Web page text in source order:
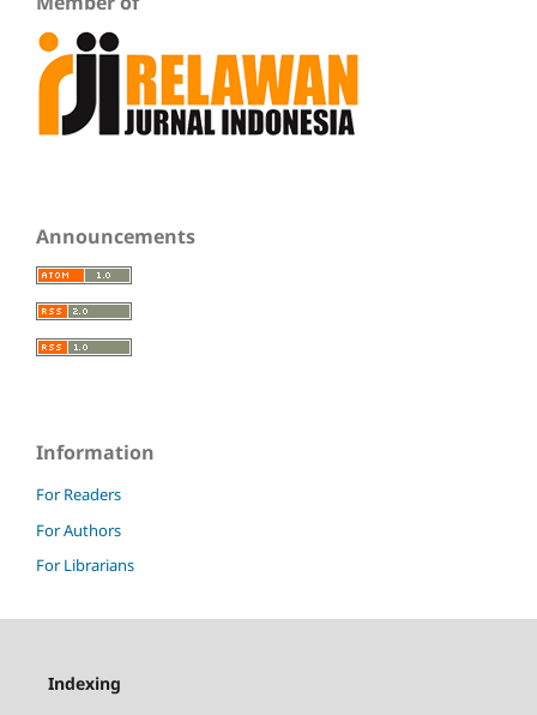
Announcements
Information
For Readers
For Authors
For Librarians
Indexing